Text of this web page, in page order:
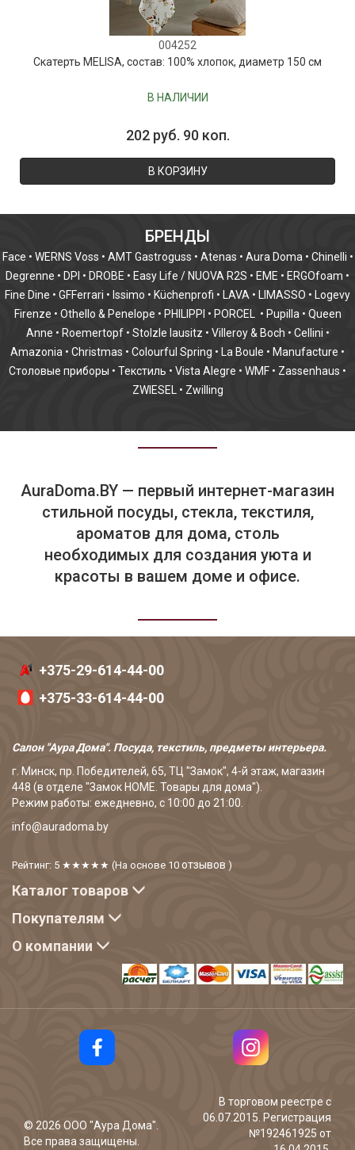
004252
Скатерть MELISA, состав: 100% хлопок, диаметр 150 см
В НАЛИЧИИ
202 руб. 90 коп.
В КОРЗИНУ
БРЕНДЫ
Face • WERNS Voss • AMT Gastroguss • Atenas • Aura Doma • Chinelli •
Degrenne • DPI • DROBE • Easy Life / NUOVA R2S • EME • ERGOfoam •
Fine Dine • GFFerrari • Issimo • Küchenprofi • LAVA • LIMASSO • Logevy
Firenze • Othello & Penelope • PHILIPPI • PORCEL • Pupilla • Queen
Anne • Roemertopf • Stolzle lausitz • Villeroy & Boch • Cellini •
Amazonia • Christmas • Colourful Spring • La Boule • Manufacture •
Столовые приборы • Текстиль • Vista Alegre • WMF • Zassenhaus •
ZWIESEL
• Zwilling
AuraDoma.BY — первый интернет-магазин
стильной посуды, стекла, текстиля,
ароматов для дома, столь
необходимых для создания уюта и
красоты в вашем доме и офисе.
+375-29-614-44-00
+375-33-614-44-00
Салон "Аура Дома". Посуда, текстиль, предметы интерьера.
г. Минск, пр. Победителей, 65, ТЦ "Замок", 4-й этаж, магазин
448 (в отделе "Замок HOME. Товары для дома").
Режим работы: ежедневно, с 10:00 до 21:00.
info@auradoma.by
Рейтинг: 5 ★★★★★ (На основе 10 отзывов )
Каталог товаров
Покупателям
О компании
© 2026 ООО "Аура Дома".
Все права защищены.
В торговом реестре с
06.07.2015. Регистрация
№192461925 от